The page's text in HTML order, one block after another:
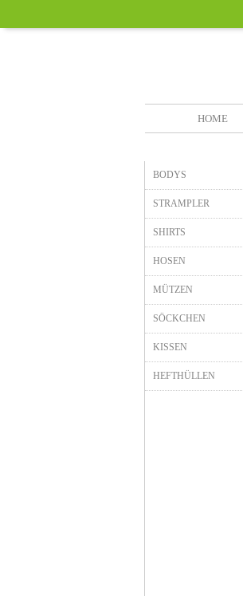
HOME
BODYS
STRAMPLER
SHIRTS
HOSEN
MÜTZEN
SÖCKCHEN
KISSEN
HEFTHÜLLEN